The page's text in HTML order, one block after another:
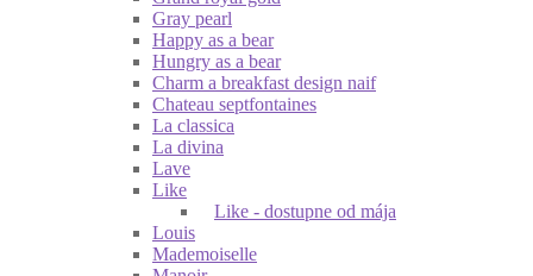
Gray pearl
Happy as a bear
Hungry as a bear
Charm a breakfast design naif
Chateau septfontaines
La classica
La divina
Lave
Like
Like - dostupne od mája
Louis
Mademoiselle